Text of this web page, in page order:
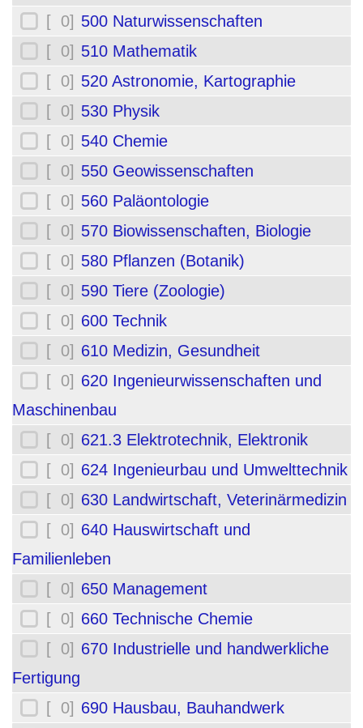
[ 0] 500 Naturwissenschaften
[ 0] 510 Mathematik
[ 0] 520 Astronomie, Kartographie
[ 0] 530 Physik
[ 0] 540 Chemie
[ 0] 550 Geowissenschaften
[ 0] 560 Paläontologie
[ 0] 570 Biowissenschaften, Biologie
[ 0] 580 Pflanzen (Botanik)
[ 0] 590 Tiere (Zoologie)
[ 0] 600 Technik
[ 0] 610 Medizin, Gesundheit
[ 0] 620 Ingenieurwissenschaften und
Maschinenbau
[ 0] 621.3 Elektrotechnik, Elektronik
[ 0] 624 Ingenieurbau und Umwelttechnik
[ 0] 630 Landwirtschaft, Veterinärmedizin
[ 0] 640 Hauswirtschaft und
Familienleben
[ 0] 650 Management
[ 0] 660 Technische Chemie
[ 0] 670 Industrielle und handwerkliche
Fertigung
[ 0] 690 Hausbau, Bauhandwerk